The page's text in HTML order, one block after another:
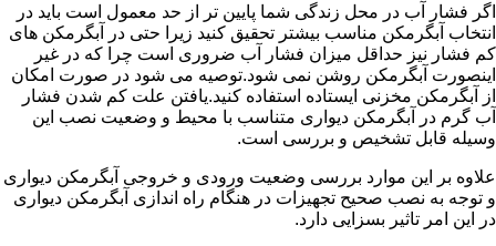
اگر فشار آب در محل زندگی شما پایین تر از حد معمول است باید در
انتخاب آبگرمکن مناسب بیشتر تحقیق کنید زیرا حتی در آبگرمکن های
کم فشار نیز حداقل میزان فشار آب ضروری است چرا که در غیر
اینصورت آبگرمکن روشن نمی شود.توصیه می شود در صورت امکان
از آبگرمکن مخزنی ایستاده استفاده کنید.یافتن علت کم شدن فشار
آب گرم در آبگرمکن دیواری متناسب با محیط و وضعیت نصب این
وسیله قابل تشخیص و بررسی است.
علاوه بر این موارد بررسی وضعیت ورودی و خروجی آبگرمکن دیواری
و توجه به نصب صحیح تجهیزات در هنگام راه اندازی آبگرمکن دیواری
در این امر تاثیر بسزایی دارد.